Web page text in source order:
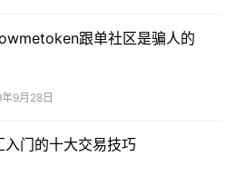
跟单社区是骗人的
9月28日
入门的十大交易技巧